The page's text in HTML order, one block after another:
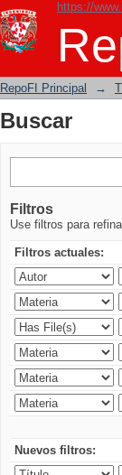
https://
Buscar
RepoFI Principal →
Buscar
Filtros
Use filtros para
Filtros actuales:
Nuevos filtros: